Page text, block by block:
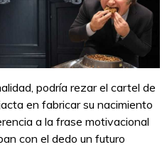
podría rezar el cartel de
en fabricar su nacimiento
a la frase motivacional
con el dedo un futuro